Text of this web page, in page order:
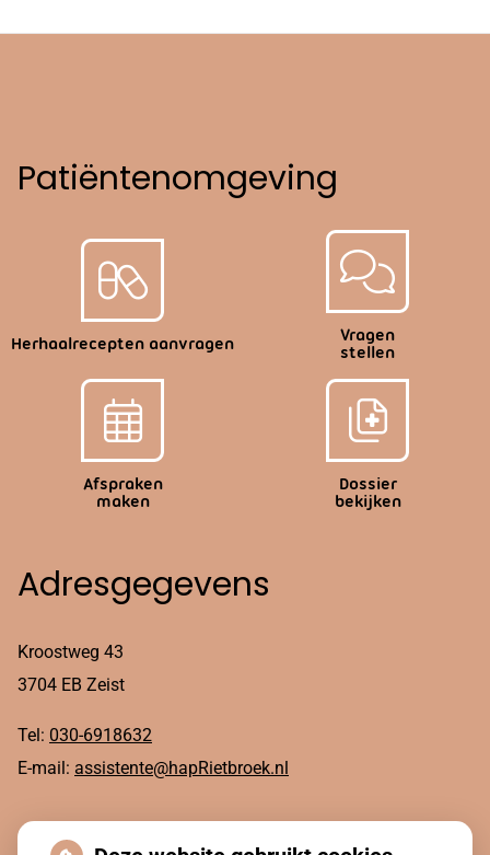
Patiëntenomgeving
Herhaalrecepten aanvragen
Vragen
stellen
Afspraken
maken
Dossier
bekijken
Adresgegevens
Kroostweg 43
3704 EB Zeist
Tel: 030-6918632
E-mail: assistente@hapRietbroek.nl
Ga zelf na of het zinvol is